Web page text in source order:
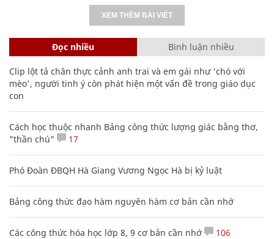
XEM THÊM BÀI VIẾT
Đọc nhiều Bình luận nhiều
Clip lột tả chân thực cảnh anh trai và em gái như 'chó với
mèo', người tinh ý còn phát hiện một vấn đề trong giáo dục
con
Cách học thuộc nhanh Bảng công thức lượng giác bằng thơ,
"thần chú"
17
Phó Đoàn ĐBQH Hà Giang Vương Ngọc Hà bị kỷ luật
Bảng công thức đạo hàm nguyên hàm cơ bản cần nhớ
Các công thức hóa học lớp 8, 9 cơ bản cần nhớ 106